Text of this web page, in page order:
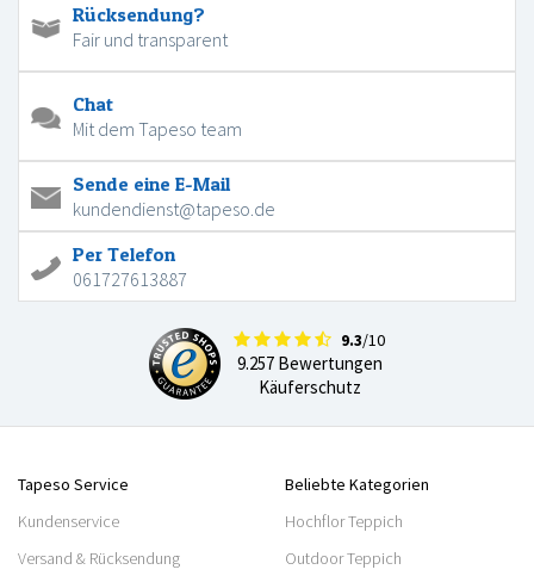
Rücksendung?
Fair und transparent
Chat
Mit dem Tapeso team
Sende eine E-Mail
kundendienst@tapeso.de
Per Telefon
061727613887
9.3/10
9.257 Bewertungen
Käuferschutz
Tapeso Service
Kundenservice
Versand & Rücksendung
Beliebte Kategorien
Hochflor Teppich
Outdoor Teppich